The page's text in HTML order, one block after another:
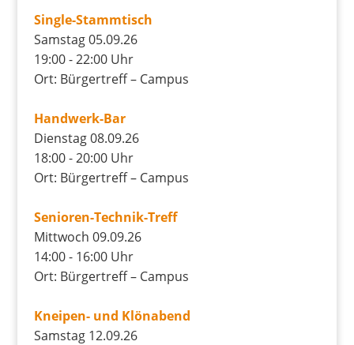
Single-Stammtisch
Samstag 05.09.26
19:00 - 22:00 Uhr
Ort: Bürgertreff – Campus
Handwerk-Bar
Dienstag 08.09.26
18:00 - 20:00 Uhr
Ort: Bürgertreff – Campus
Senioren-Technik-Treff
Mittwoch 09.09.26
14:00 - 16:00 Uhr
Ort: Bürgertreff – Campus
Kneipen- und Klönabend
Samstag 12.09.26